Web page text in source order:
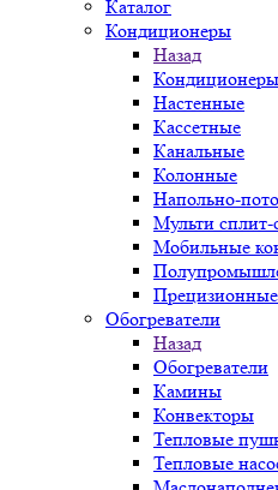
Каталог
Кондиционеры
Назад
Кондиционеры
Настенные
Кассетные
Канальные
Колонные
Напольно-
Мульти
Мобильные
Обогреватели
Назад
Обогреватели
Камины
Конвекторы
Тепловые
Тепловые